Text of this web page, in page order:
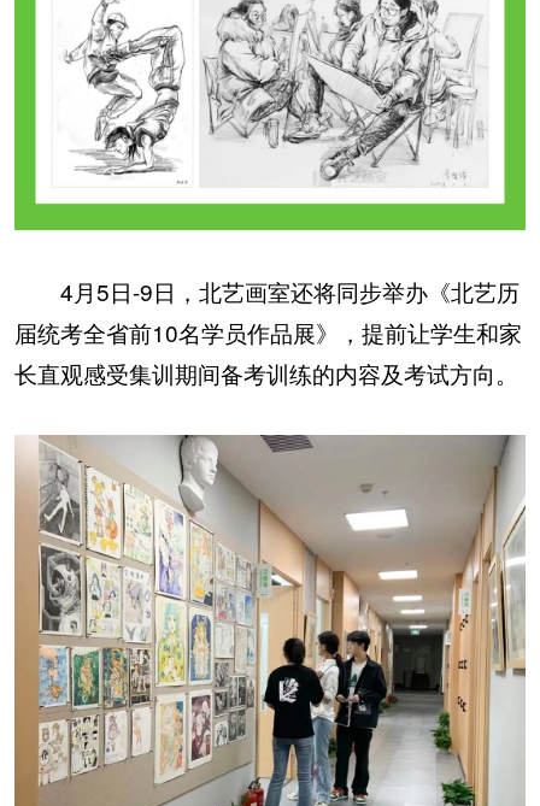
4月5日-9日，北艺画室还将同步举办《北艺历
届统考全省前10名学员作品展》，提前让学生和家
长直观感受集训期间备考训练的内容及考试方向。